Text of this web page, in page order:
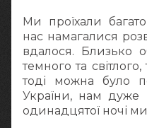
Ми проїхали
нас намагалися
вдалося. Близько
темного та світлого,
тоді можна було
України, нам дуже
одинадцятої ночі